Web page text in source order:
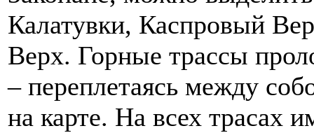
Калатувки, Каспровый
Верх. Горные трассы
– переплетаясь между
на карте. На всех трасах